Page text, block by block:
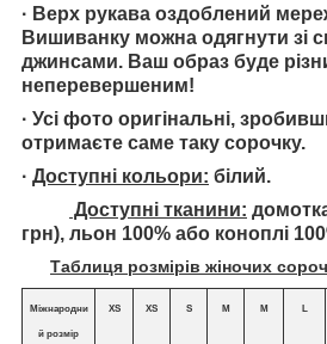
· Верх рукава оздоблений
Вишиванку можна одягнути зі
джинсами. Ваш образ буде
неперевершеним!
· Усі фото оригінальні,
отримаєте саме таку сорочку.
· Доступні кольори: білий.
Доступні тканини:
грн), льон 100% або коноплі
Таблиця розмірів жіночих
Міжнародни
й розмір
XS XS S M M